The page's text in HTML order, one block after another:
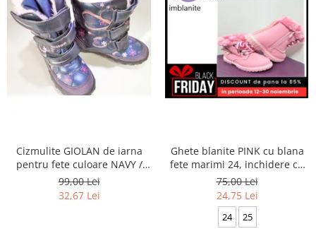
Cizmulite GIOLAN de iarna
pentru fete culoare NAVY /
PINK marimi 25-29
99,00 Lei
32,67 Lei
Ghete blanite PINK cu blana
fete marimi 24, inchidere cu
scai si fermoar
75,00 Lei
24,75 Lei
24 25